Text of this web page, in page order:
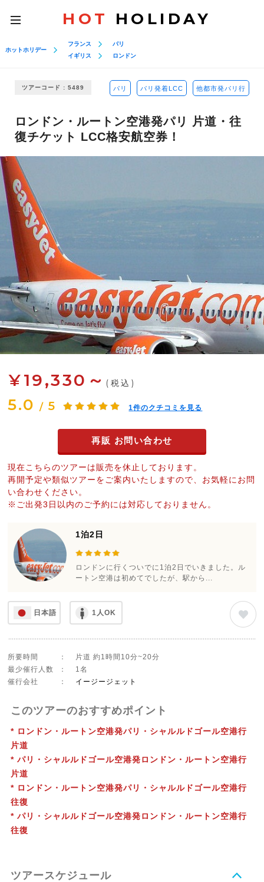
toggle
navigation
HOT HOLIDAY
ホットホリデー
フランス
イギリス
パリ
ロンドン
ツアーコード : 5489 パリ パリ発着LCC 他都市発パリ行
ロンドン・ルートン空港発パリ 片道・往
復チケット LCC格安航空券！
¥19,330～ (税込)
5.0 / 5 1件のクチコミを見る
再販 お問い合わせ
現在こちらのツアーは販売を休止しております。
再開予定や類似ツアーをご案内いたしますので、お気軽にお問
い合わせください。
※ご出発3日以内のご予約には対応しておりません。
1泊2日
ロンドンに行くついでに1泊2日でいきました。ル
ートン空港は初めてでしたが、駅から...
日本語 1人OK
所要時間 ：
片道 約1時間10分~20分
最少催行人数
：
1名
催行会社
： イージージェット
このツアーのおすすめポイント
* ロンドン・ルートン空港発パリ・シャルルドゴール空港行
片道
* パリ・シャルルドゴール空港発ロンドン・ルートン空港行
片道
* ロンドン・ルートン空港発パリ・シャルルドゴール空港行
往復
* パリ・シャルルドゴール空港発ロンドン・ルートン空港行
往復
ツアースケジュール